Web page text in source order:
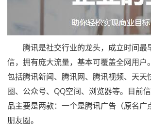
腾讯是社交行业的龙头，成立时间最
信，拥有庞大流量，基本可覆盖全网用户
包括腾讯新闻、腾讯网、腾讯视频、天天
圈、公众号、QQ空间、浏览器等。目前
品主要是两款：一个是腾讯广告（原名广
朋友圈。